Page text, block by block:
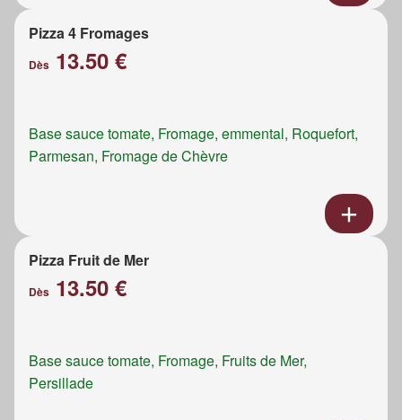
Pizza 4 Fromages
Dès 13.50 €
Base sauce tomate, Fromage, emmental, Roquefort,
Parmesan, Fromage de Chèvre
Pizza Fruit de Mer
Dès 13.50 €
Base sauce tomate, Fromage, Fruits de Mer,
Persillade